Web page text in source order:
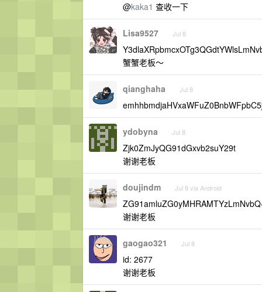
@kaka1 查收一下
Lisa9527 Jul 8
蟹蟹老板～
qianghaha Jul 8
ydobyna Jul 8
Zjk0ZmJyQG91dGxvb2suY29t
谢谢老板
doujindm Jul 8 via Android
谢谢老板
gaogao321 Jul 8
id: 2677
谢谢老板